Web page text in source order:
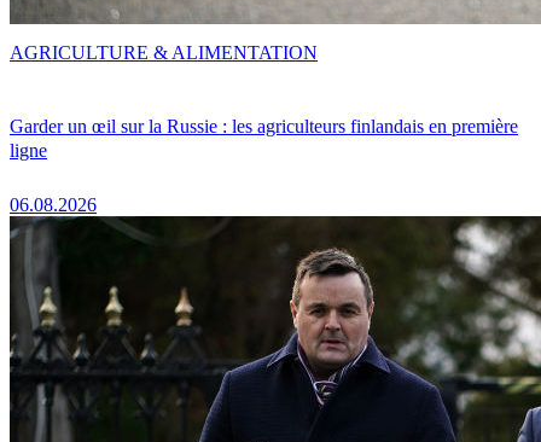
Garder un œil sur la Russie : les agriculteurs finlandais en première
ligne
06.08.2026
AGRICULTURE & ALIMENTATION